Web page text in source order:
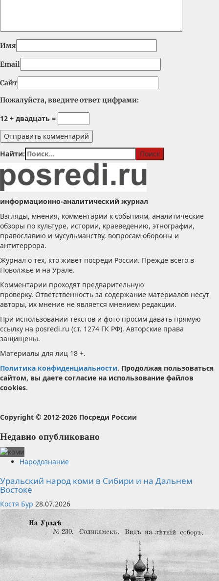
Имя
Email
Сайт
Пожалуйста, введите ответ цифрами:
12 + двадцать =
Найти:
информационно-аналитический журнал
Взгляды, мнения, комментарии к событиям, аналитические
обзоры по культуре, истории, краеведению, этнографии,
православию и мусульманству, вопросам обороны и
антитеррора.
Журнал о тех, кто живет посреди России. Прежде всего в
Поволжье и на Урале.
Комментарии проходят предварительную
проверку. Ответственность за содержание материалов несут
авторы, их мнение не является мнением редакции.
При использовании текстов и фото просим давать прямую
ссылку на posredi.ru (ст. 1274 ГК РФ). Авторские права
защищены.
Материалы для лиц 18 +.
Политика конфиденциальности. Продолжая пользоваться
сайтом, вы даете согласие на использование файлов
cookies.
Copyright © 2012-2026 Посреди России
Недавно опубликовано
Народознание
Уральский народ коми в Сибири и на Дальнем
Востоке
Костя Бур 28.07.2026